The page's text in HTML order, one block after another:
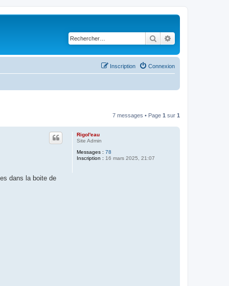
Rechercher
Connexion
Inscription
7 messages • Page 1 sur 1
Rigol'eau
Site Admin
Messages : 78
Inscription : 16 mars 2025, 21:07
dans la boite de